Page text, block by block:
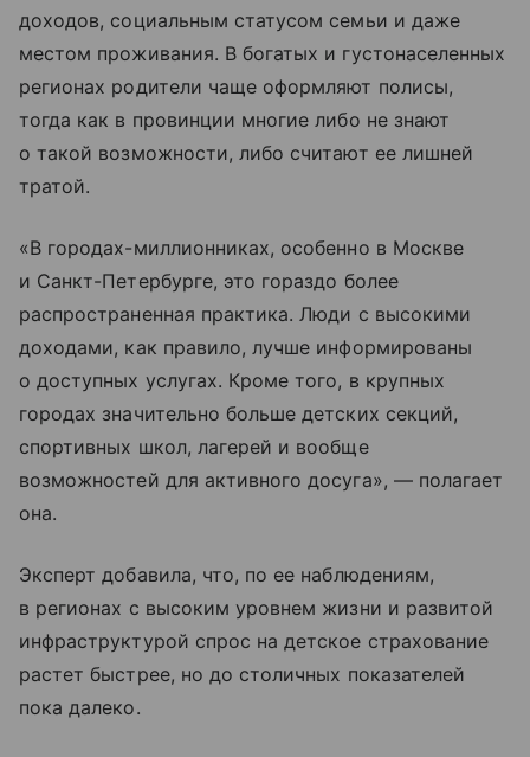
доходов, социальным статусом семьи и даже
местом проживания. В богатых и густонаселенных
регионах родители чаще оформляют полисы,
тогда как в провинции многие либо не знают
о такой возможности, либо считают ее лишней
тратой.
«В городах-миллионниках, особенно в Москве
и Санкт-Петербурге, это гораздо более
распространенная практика. Люди с высокими
доходами, как правило, лучше информированы
о доступных услугах. Кроме того, в крупных
городах значительно больше детских секций,
спортивных школ, лагерей и вообще
возможностей для активного досуга», — полагает
она.
Эксперт добавила, что, по ее наблюдениям,
в регионах с высоким уровнем жизни и развитой
инфраструктурой спрос на детское страхование
растет быстрее, но до столичных показателей
пока далеко.